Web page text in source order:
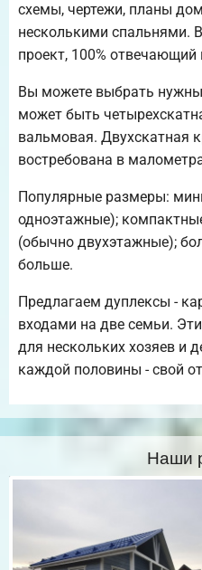
схемы, чертежи, планы
несколькими спальнями.
проект, 100%
Вы можете выбрать
может быть
вальмовая. Двухскатная
востребована в
Популярные размеры:
одноэтажные);
(обычно двухэтажные);
больше.
Предлагаем дуплексы -
входами на две семьи.
для нескольких хозяев и
каждой половины - свой
Наши